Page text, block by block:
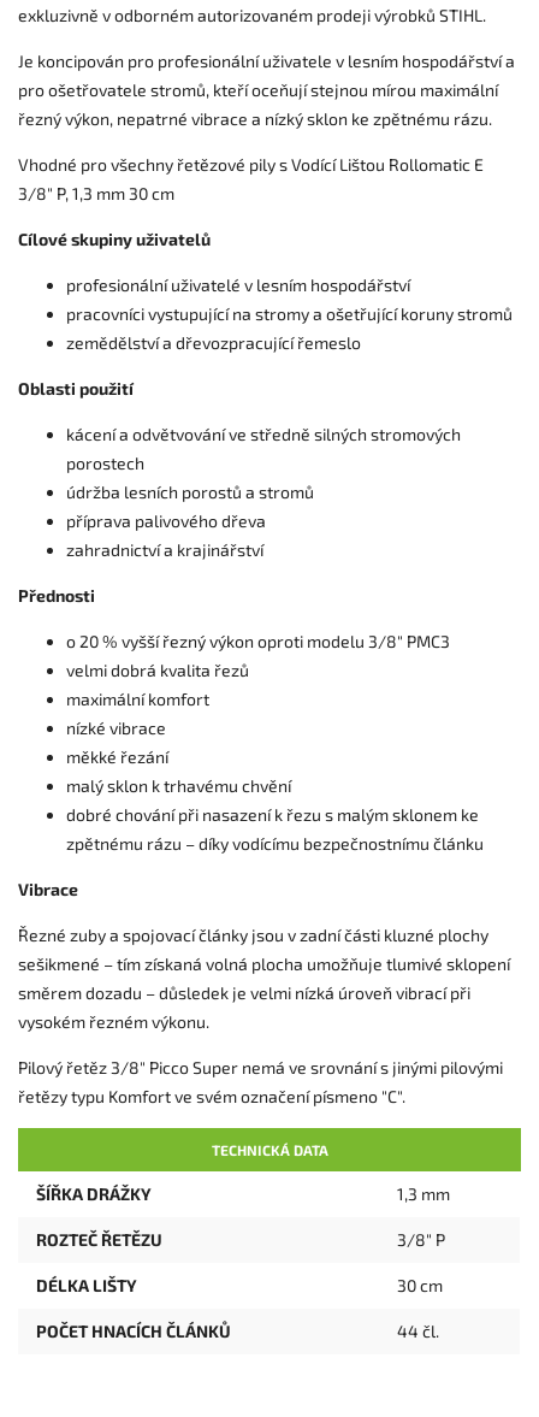
exkluzivně v odborném autorizovaném prodeji výrobků STIHL.
Je koncipován pro profesionální uživatele v lesním hospodářství a
pro ošetřovatele stromů, kteří oceňují stejnou mírou maximální
řezný výkon, nepatrné vibrace a nízký sklon ke zpětnému rázu.
Vhodné pro všechny řetězové pily s Vodící Lištou Rollomatic E
3/8" P, 1,3 mm 30 cm
Cílové skupiny uživatelů
profesionální uživatelé v lesním hospodářství
pracovníci vystupující na stromy a ošetřující koruny stromů
zemědělství a dřevozpracující řemeslo
Oblasti použití
kácení a odvětvování ve středně silných stromových
porostech
údržba lesních porostů a stromů
příprava palivového dřeva
zahradnictví a krajinářství
Přednosti
o 20 % vyšší řezný výkon oproti modelu 3/8" PMC3
velmi dobrá kvalita řezů
maximální komfort
nízké vibrace
měkké řezání
malý sklon k trhavému chvění
dobré chování při nasazení k řezu s malým sklonem ke
zpětnému rázu – díky vodícímu bezpečnostnímu článku
Vibrace
Řezné zuby a spojovací články jsou v zadní části kluzné plochy
sešikmené – tím získaná volná plocha umožňuje tlumivé sklopení
směrem dozadu – důsledek je velmi nízká úroveň vibrací při
vysokém řezném výkonu.
Pilový řetěz 3/8" Picco Super nemá ve srovnání s jinými pilovými
řetězy typu Komfort ve svém označení písmeno "C".
TECHNICKÁ DATA
ŠÍŘKA DRÁŽKY 1,3 mm
ROZTEČ ŘETĚZU 3/8" P
DÉLKA LIŠTY 30 cm
POČET HNACÍCH ČLÁNKŮ 44 čl.